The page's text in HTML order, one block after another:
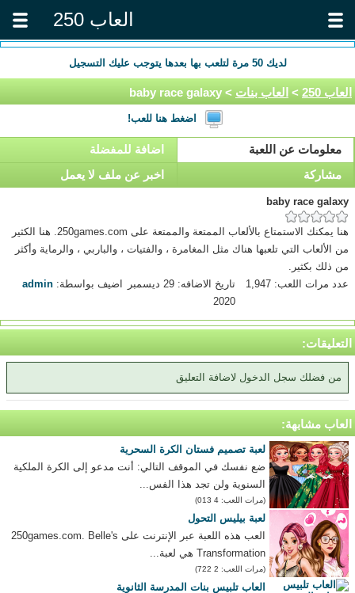
العاب 250
لديك50 مرة لتلعب بها بعدها يتوجب عليك التسجيل
العاب 250 > العاب بنات > baby race galaxy
اضغط هنا للعب!
معلومات عن اللعبة
اضافة للمفضلة
مشاركة
اخبر عن ملف لا يعمل
baby race galaxy
هنا يمكنك الاستمتاع بالألعاب الممتعة والممتعة على 250games.com. هنا الكثير
من الألعاب التي تلعبها هناك مثل المغامرة ، والفتيات ، والباربي ، والرماية وأكثر
من ذلك بكثير.
عدد مرات اللعب: 1,947
تاريخ الاضافه: 29 ديسمبر
2020
اضيف بواسطة:admin
التعليقات:
من فضلك سجل الدخول لاضافة التعليق
العاب مشابهة:
لعبة تصميم فستان الكرة السحرية
ضع نفسك في الموقف التالي: أنت مدعو إلى الكرة الملكية
السنوية ولن تجد هذا الفس...
(مرات اللعب: 4 013)
لعبة بيليس التحول
العب هذه اللعبة عبر الإنترنت على 250games.com. Belle's
Transformation هي لعبة...
(مرات اللعب: 2 722)
العاب تلبيس بنات المدرسة الثانوية